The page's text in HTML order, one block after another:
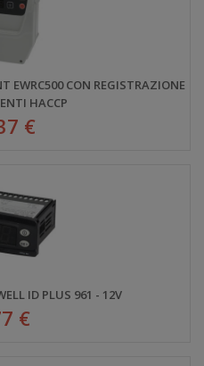
EWRC500 CON REGISTRAZIONE
HACCP
€
ID PLUS 961 - 12V
€